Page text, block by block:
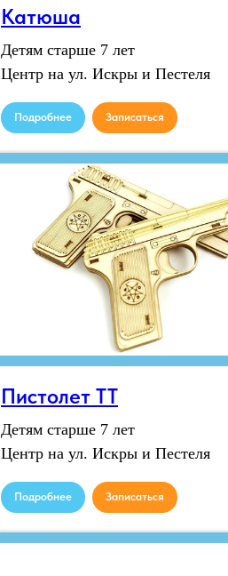
Катюша
Детям старше 7 лет
Центр на ул. Искры и Пестеля
Подробнее Записаться
Пистолет ТТ
Детям старше 7 лет
Центр на ул. Искры и Пестеля
Подробнее Записаться